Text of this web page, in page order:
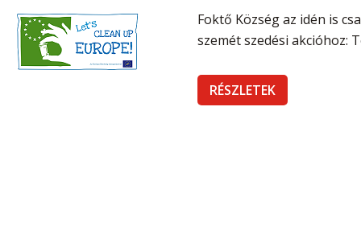
Foktő Község az idén is
szemét szedési akcióhoz:
RÉSZLETEK